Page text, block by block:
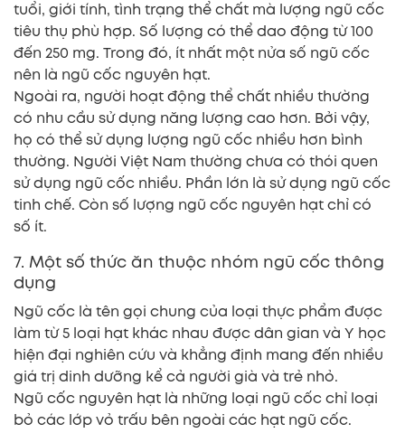
tuổi, giới tính, tình trạng thể chất mà lượng ngũ cốc
tiêu thụ phù hợp. Số lượng có thể dao động từ 100
đến 250 mg. Trong đó, ít nhất một nửa số ngũ cốc
nên là ngũ cốc nguyên hạt.
Ngoài ra, người hoạt động thể chất nhiều thường
có nhu cầu sử dụng năng lượng cao hơn. Bởi vậy,
họ có thể sử dụng lượng ngũ cốc nhiều hơn bình
thường. Người Việt Nam thường chưa có thói quen
sử dụng ngũ cốc nhiều. Phần lớn là sử dụng ngũ cốc
tinh chế. Còn số lượng ngũ cốc nguyên hạt chỉ có
số ít.
7. Một số thức ăn thuộc nhóm ngũ cốc thông
dụng
Ngũ cốc là tên gọi chung của loại thực phẩm được
làm từ 5 loại hạt khác nhau được dân gian và Y học
hiện đại nghiên cứu và khẳng định mang đến nhiều
giá trị dinh dưỡng kể cả người già và trẻ nhỏ.
Ngũ cốc nguyên hạt là những loại ngũ cốc chỉ loại
bỏ các lớp vỏ trấu bên ngoài các hạt ngũ cốc.